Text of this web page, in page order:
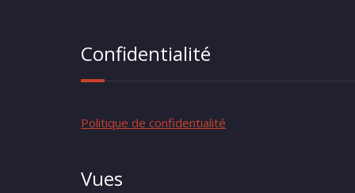
Confidentialité
Politique de confidentialité
Vues